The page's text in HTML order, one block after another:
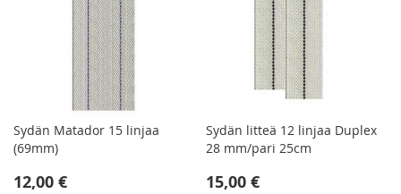
Sydän Matador 15 linjaa
(69mm)
12,00 €
Sydän litteä 12 linjaa Duplex
28 mm/pari 25cm
15,00 €